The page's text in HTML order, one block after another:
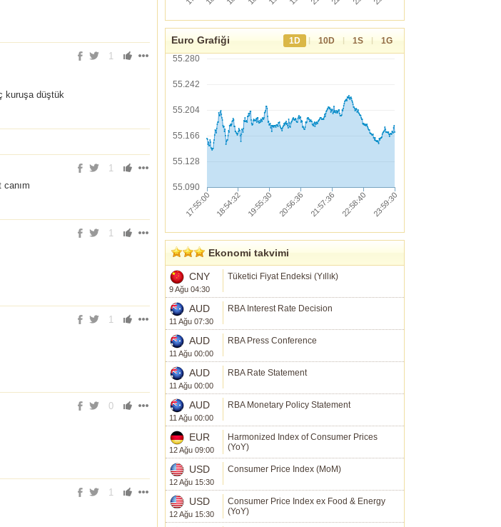
1
kuruşa düştük
1
1
1
0
1
Euro Grafiği 1D | 10D | 1S |
1G
55.280
55.242
55.204
55.166
55.128
55.090
Ekonomi takvimi
CNY
9 Ağu 04:30
Tüketici Fiyat Endeksi (Yıllık)
AUD
11 Ağu 07:30
RBA Interest Rate Decision
AUD
11 Ağu 00:00
RBA Press Conference
AUD
11 Ağu 00:00
RBA Rate Statement
AUD
11 Ağu 00:00
RBA Monetary Policy Statement
EUR
12 Ağu 09:00
Harmonized Index of Consumer Prices
(YoY)
USD
12 Ağu 15:30
Consumer Price Index (MoM)
USD
12 Ağu 15:30
Consumer Price Index ex Food & Energy
(YoY)